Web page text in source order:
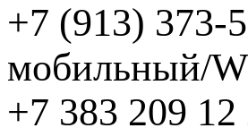
+7 (913) 373-
мобильный/
+7 383 209 12